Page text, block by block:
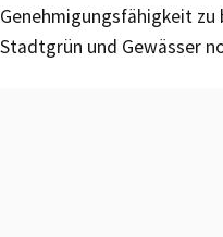
Genehmigungsfähigkeit
Stadtgrün und Gewässer